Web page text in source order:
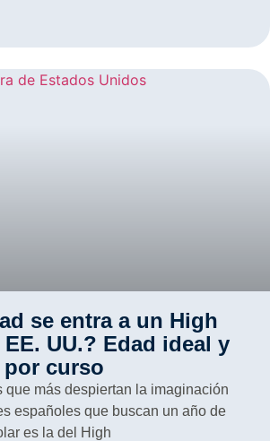
se entra a un High
UU.? Edad ideal y
curso
que más despiertan la imaginación
españoles que buscan un año de
es la del High